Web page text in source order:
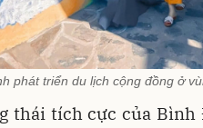
phát triển du lịch cộng đồng ở
thái tích cực của